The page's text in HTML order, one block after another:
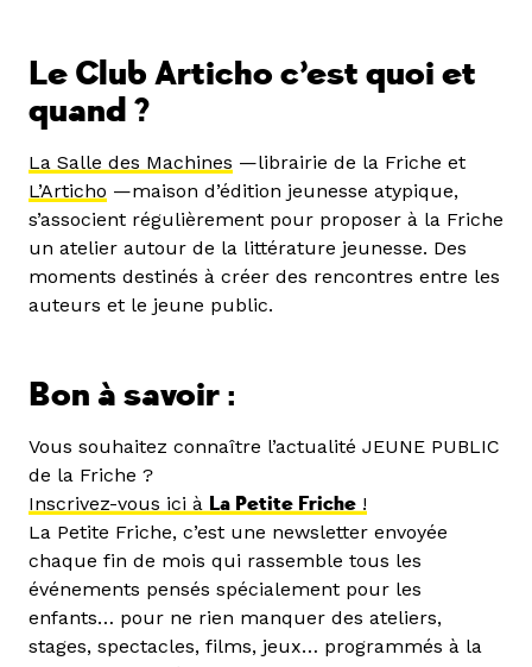
Le Club Articho c’est quoi et
quand ?
La Salle des Machines —librairie de la Friche et
L’Articho —maison d’édition jeunesse atypique,
s’associent régulièrement pour proposer à la Friche
un atelier autour de la littérature jeunesse. Des
moments destinés à créer des rencontres entre les
auteurs et le jeune public.
Bon à savoir :
Vous souhaitez connaître l’actualité JEUNE PUBLIC
de la Friche ?
Inscrivez-vous ici à La Petite Friche !
La Petite Friche, c’est une newsletter envoyée
chaque fin de mois qui rassemble tous les
événements pensés spécialement pour les
enfants… pour ne rien manquer des ateliers,
stages, spectacles, films, jeux… programmés à la